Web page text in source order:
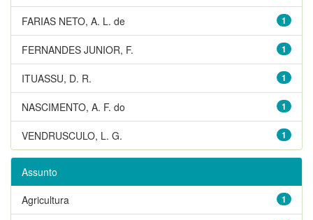
1
FARIAS NETO, A. L. de
1
FERNANDES JUNIOR, F.
1
ITUASSU, D. R.
1
NASCIMENTO, A. F. do
1
VENDRUSCULO, L. G.
Assunto
1
Agricultura